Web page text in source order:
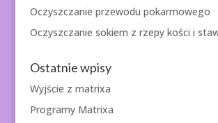
Oczyszczanie przewodu pokarmowego
Oczyszczanie sokiem z rzepy kości i
Ostatnie wpisy
Wyjście z matrixa
Programy Matrixa